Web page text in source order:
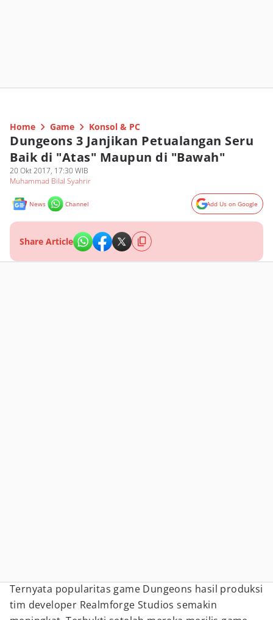
Home Game Konsol & PC
Dungeons 3 Janjikan Petualangan Seru
Baik di "Atas" Maupun di "Bawah"
20 Okt 2017, 17:30 WIB
Muhammad Bilal Syahrir
News Channel Add Us on Google
Share Article
Ternyata popularitas game Dungeons hasil produksi
tim developer Realmforge Studios semakin